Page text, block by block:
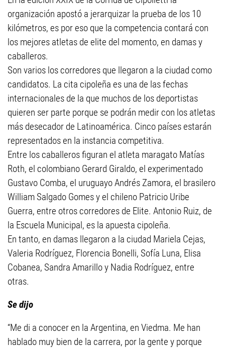
organización apostó a jerarquizar la prueba de los 10
kilómetros, es por eso que la competencia contará con
los mejores atletas de elite del momento, en damas y
caballeros.
Son varios los corredores que llegaron a la ciudad como
candidatos. La cita cipoleña es una de las fechas
internacionales de la que muchos de los deportistas
quieren ser parte porque se podrán medir con los atletas
más desecador de Latinoamérica. Cinco países estarán
representados en la instancia competitiva.
Entre los caballeros figuran el atleta maragato Matías
Roth, el colombiano Gerard Giraldo, el experimentado
Gustavo Comba, el uruguayo Andrés Zamora, el brasilero
William Salgado Gomes y el chileno Patricio Uribe
Guerra, entre otros corredores de Elite. Antonio Ruiz, de
la Escuela Municipal, es la apuesta cipoleña.
En tanto, en damas llegaron a la ciudad Mariela Cejas,
Valeria Rodríguez, Florencia Bonelli, Sofía Luna, Elisa
Cobanea, Sandra Amarillo y Nadia Rodríguez, entre
otras.
Se dijo
“Me di a conocer en la Argentina, en Viedma. Me han
hablado muy bien de la carrera, por la gente y porque